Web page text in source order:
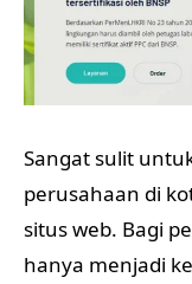
Sangat sulit
perusahaan di
situs web. Bagi
hanya menjadi